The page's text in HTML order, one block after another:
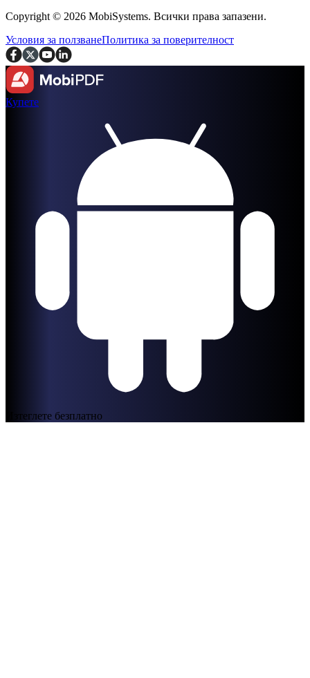
Copyright © 2026 MobiSystems. Всички права запазени.
Условия за ползванеПолитика за поверителност
Купете
Изтеглете безплатно